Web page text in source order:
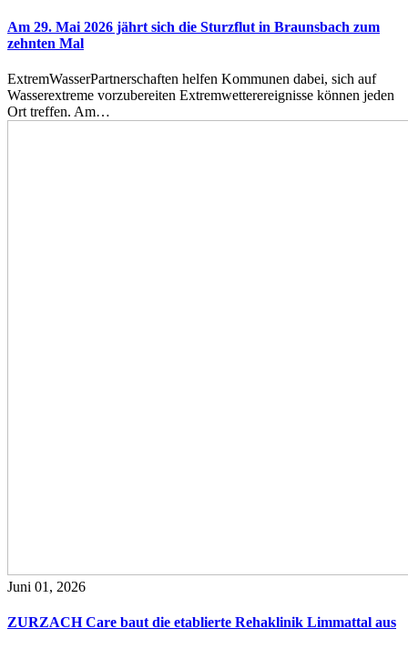
Am 29. Mai 2026 jährt sich die Sturzflut in Braunsbach zum
zehnten Mal
ExtremWasserPartnerschaften helfen Kommunen dabei, sich auf
Wasserextreme vorzubereiten Extremwetterereignisse können jeden
Ort treffen. Am…
Juni 01, 2026
ZURZACH Care baut die etablierte Rehaklinik Limmattal aus